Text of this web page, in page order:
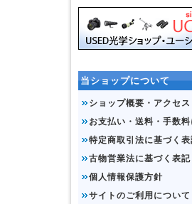
当ショップについて
ショップ概要・アクセス
お支払い・送料・手数料
特定商取引法に基づく
古物営業法に基づく表記
個人情報保護方針
サイトのご利用について